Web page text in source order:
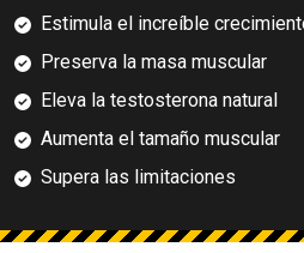
Estimula el increíble
Preserva la masa muscular
Eleva la testosterona natural
Aumenta el tamaño muscular
Supera las limitaciones